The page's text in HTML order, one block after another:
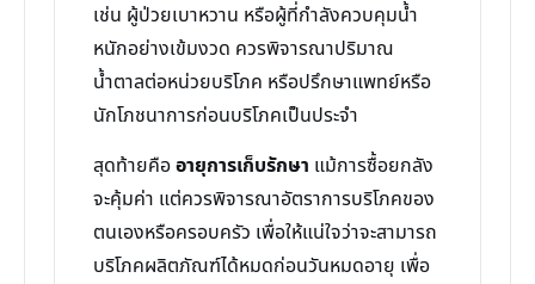
เช่น ผู้ป่วยเบาหวาน หรือผู้ที่กำลังควบคุมน้ำ
หนักอย่างเข้มงวด ควรพิจารณาปริมาณ
น้ำตาลต่อหน่วยบริโภค หรือปรึกษาแพทย์หรือ
นักโภชนาการก่อนบริโภคเป็นประจำ
สุดท้ายคืออายุการเก็บรักษา แม้การซื้อยกลัง
จะคุ้มค่า แต่ควรพิจารณาอัตราการบริโภคของ
ตนเองหรือครอบครัว เพื่อให้แน่ใจว่าจะสามารถ
บริโภคผลิตภัณฑ์ได้หมดก่อนวันหมดอายุ เพื่อ